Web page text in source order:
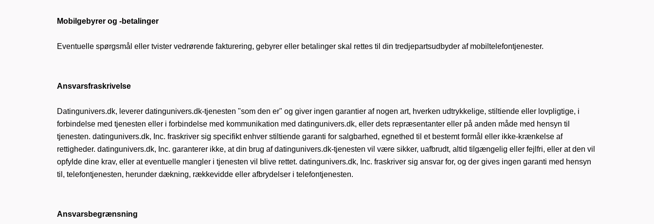
Mobilgebyrer og -betalinger
Eventuelle spørgsmål eller tvister vedrørende fakturering, gebyrer eller betalinger skal rettes til din tredjepartsudbyder af mobiltelefontjenester.
Ansvarsfraskrivelse
Datingunivers.dk, leverer datingunivers.dk-tjenesten "som den er" og giver ingen garantier af nogen art, hverken udtrykkelige, stiltiende eller lovpligtige, i
forbindelse med tjenesten eller i forbindelse med kommunikation med datingunivers.dk, eller dets repræsentanter eller på anden måde med hensyn til
tjenesten. datingunivers.dk, Inc. fraskriver sig specifikt enhver stiltiende garanti for salgbarhed, egnethed til et bestemt formål eller ikke-krænkelse af
rettigheder. datingunivers.dk, Inc. garanterer ikke, at din brug af datingunivers.dk-tjenesten vil være sikker, uafbrudt, altid tilgængelig eller fejlfri, eller at den vil
opfylde dine krav, eller at eventuelle mangler i tjenesten vil blive rettet. datingunivers.dk, Inc. fraskriver sig ansvar for, og der gives ingen garanti med hensyn
til, telefontjenesten, herunder dækning, rækkevidde eller afbrydelser i telefontjenesten.
Ansvarsbegrænsning